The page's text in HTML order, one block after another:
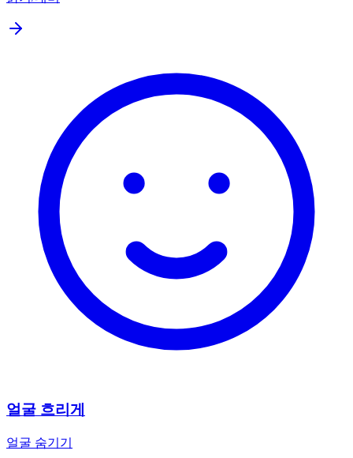
얼굴 흐리게
얼굴 숨기기